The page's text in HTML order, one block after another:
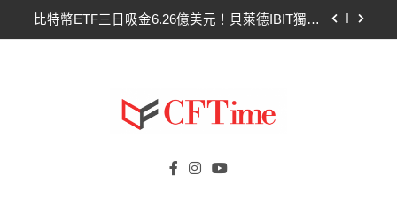
比特幣ETF三日吸金6.26億美元！貝萊德IBIT獨佔
以太幣區間壓縮！100日均線1,920成關鍵 期貨槓
桿比率逼近0.65
比特幣ETF三日吸金6.26億美元！貝萊德IBIT獨佔
Cftime.io
AI（ChatGPT）、區塊鏈、NFT、加密貨